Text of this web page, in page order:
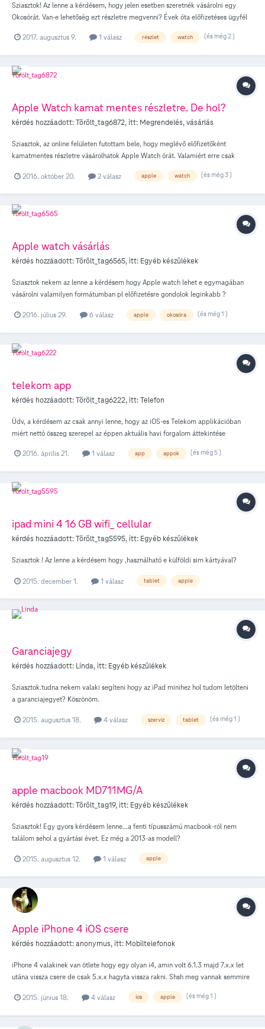
Sziasztok! Az lenne a kérdésem, hogy jelen esetben szeretnék vásárolni egy
Okosórát. Van-e lehetőség ezt részletre megvenni? Évek óta előfizetéses ügyfél
webshop ezt nem ajánlja fel, csak az egyösszegben való fizetést. válaszokat
2017. augusztus 9. 1 válasz részlet watch (és még 2 )
Apple Watch kamat mentes részletre. De hol?
kérdés hozzáadott:Törölt_tag6872, itt: Megrendelés, vásárlás
Sziasztok, az online felületen futottam bele, hogy meglévő előfizetőként
kamatmentes részletre vásárolhatok Apple Watch órát. Valamiért erre csak
vártam a sorom, többször. A probléma az, hogy nincs raktárkészlet kijelzés, így
ki is van írva, de engem a Series1 érdekelne, ami az online shopból rendelhető
(csak teljes áron), ergo van készlet. Nem tudjátok melyik üzletben lehet találni
2016. október 20. 2 válasz apple watch (és még 3 )
Apple watch vásárlás
kérdés hozzáadott:Törölt_tag6565, itt: Egyéb készülékek
Sziasztok nekem az lenne a kérdésem hogy Apple watch lehet e egymagában
vásárolni valamilyen formátumban pl előfizetésre gondolok leginkabb ?
2016. július 29.
6 válasz apple okosóra (és még 1 )
telekom app
kérdés hozzáadott:Törölt_tag6222, itt:Telefon
Üdv, a kérdésem az csak annyi lenne, hogy az iOS-es Telekom applikációban
miért nettó összeg szerepel az éppen aktuális havi forgalom áttekintése
is köszönöm szépen a segítséget, további szép napot és jó munkát, Üdv, tabidani
2016. április 21. 1 válasz app appok (és még 5 )
ipad mini 4 16 GB wifi_ cellular
kérdés hozzáadott:Törölt_tag5595, itt: Egyéb készülékek
Sziasztok ! Az lenne a kérdésem hogy ,használható e külföldi sim kártyával?
2015. december 1. 1 válasz tablet apple
Garanciajegy
kérdés hozzáadott: Linda, itt: Egyéb készülékek
Sziasztok.tudna nekem valaki segíteni hogy az iPad minihez hol tudom letölteni
a garanciajegyet? Köszönöm.
2015. augusztus 18. 4 válasz szerviz tablet (és még 1 )
apple macbook MD711MG/A
kérdés hozzáadott:Törölt_tag19, itt: Egyéb készülékek
Sziasztok! Egy gyors kérdésem lenne...a fenti típusszámú macbook-ról nem
találom sehol a gyártási évet. Ez még a 2013-as modell?
2015. augusztus 12. 1 válasz apple
Apple iPhone 4 iOS csere
kérdés hozzáadott:anonymus, itt: Mobiltelefonok
iPhone 4 valakinek van ötlete hogy egy olyan i4, amin volt 6.1.3 majd 7.x.x let
utána vissza csere de csak 5.x.x hagyta vissza rakni. Shsh meg vannak semmire
2015. június 18.
4 válasz ios apple (és még 1 )